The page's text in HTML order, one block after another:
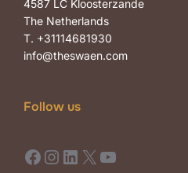
4587 LC Kloosterzande
The Netherlands
T. +31114681930
info@theswaen.com
Follow us
Facebook Instagram LinkedIn X YouTube